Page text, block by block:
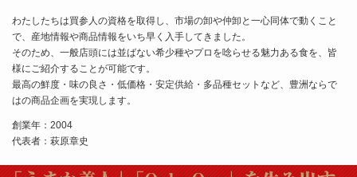
わたしたちは買参人の資格を取得し、市場の卸や仲卸と一心同体で動くこと
で、産地情報や商品情報をいち早く入手してきました。
そのため、一般店頭には並ばない希少種やプロを唸らせる魅力ある食を、皆
様にご紹介することが可能です。
最高の鮮度・味の良さ・低価格・安定供給・多品種セットなど、豊洲ならで
はの商品企画を実現します。
創業年：2004
代表者：萩原章史